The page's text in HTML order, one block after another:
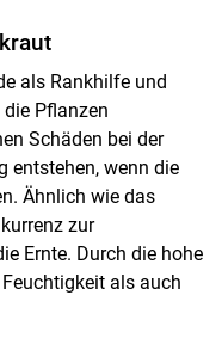
als Rankhilfe und
Pflanzen
Schäden bei der
entstehen, wenn die
Ähnlich wie das
zur
Ernte. Durch die hohe
als auch